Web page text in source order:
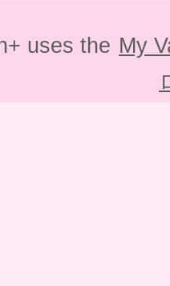
uses the My